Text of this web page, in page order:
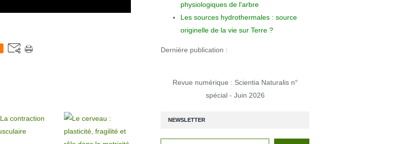
NEWSLETTER
physiologiques de l'arbre
Les sources hydrothermales : source
originelle de la vie sur Terre ?
Dernière publication :
Revue numérique : Scientia Naturalis n°
spécial - Juin 2026